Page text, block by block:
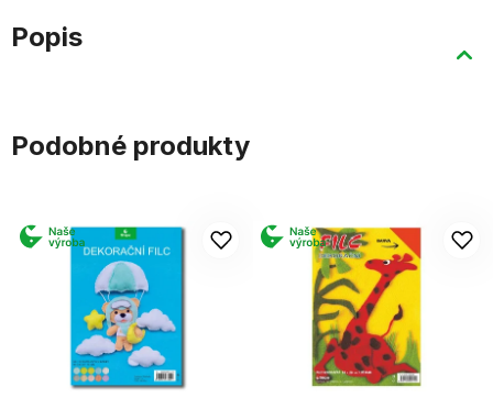
Popis
Podobné produkty